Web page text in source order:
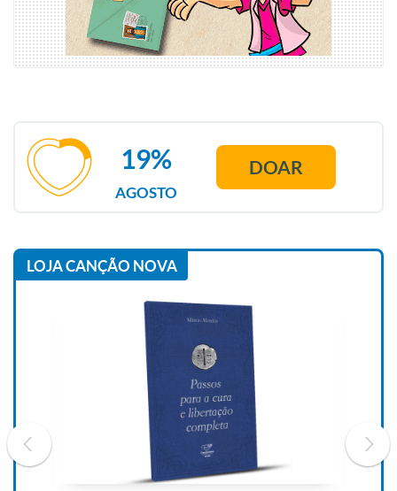
AGOSTO
19% DOAR
LOJA CANÇÃO NOVA